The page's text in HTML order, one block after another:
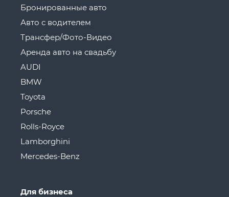
Бронированные авто
Авто с водителем
Трансфер/Фото-Видео
Аренда авто на свадьбу
AUDI
BMW
Toyota
Porsche
Rolls-Royce
Lamborghini
Mercedes-Benz
Для бизнеса